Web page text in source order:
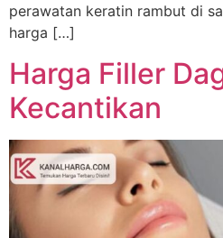
perawatan keratin rambut di
harga […]
Harga Filler
Kecantikan